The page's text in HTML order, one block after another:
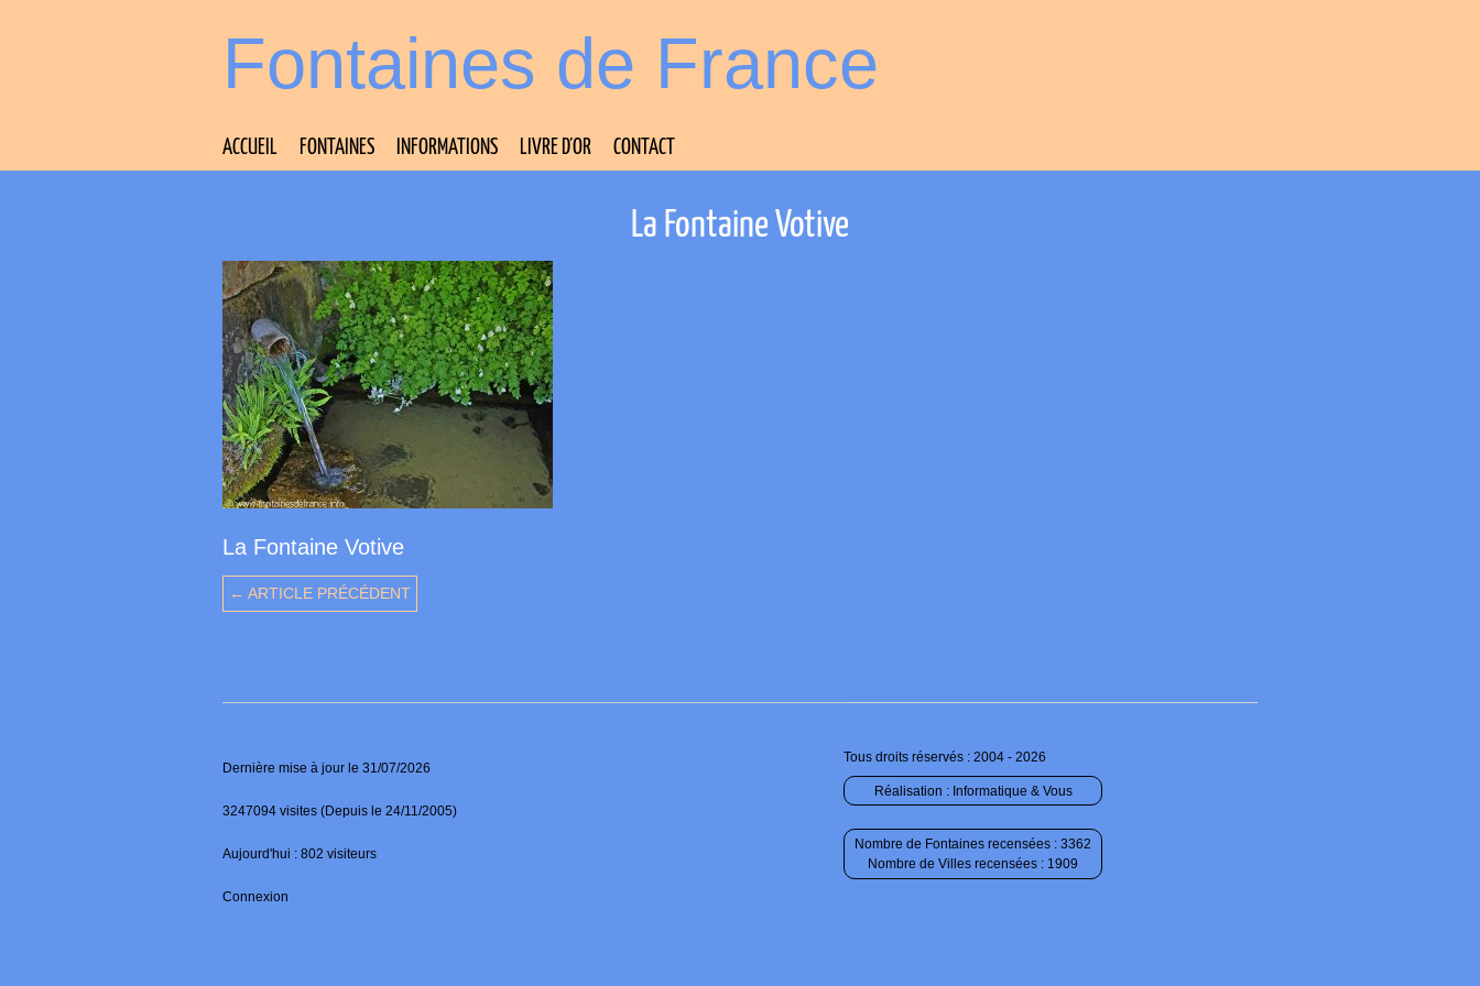
Fontaines de France
ACCUEIL FONTAINES INFORMATIONS LIVRE D’OR CONTACT
La Fontaine Votive
La Fontaine Votive
← ARTICLE PRÉCÉDENT
Dernière mise à jour le 31/07/2026
3247094 visites (Depuis le 24/11/2005)
Aujourd'hui : 802 visiteurs
Connexion
Tous droits réservés : 2004 - 2026
Réalisation : Informatique & Vous
Nombre de Fontaines recensées : 3362
Nombre de Villes recensées : 1909